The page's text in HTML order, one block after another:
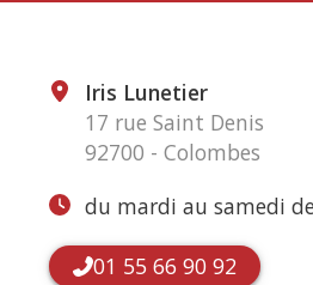
Iris Lunetier
17 rue Saint Denis
92700 - Colombes
du mardi au samedi
01 55 66 90 92